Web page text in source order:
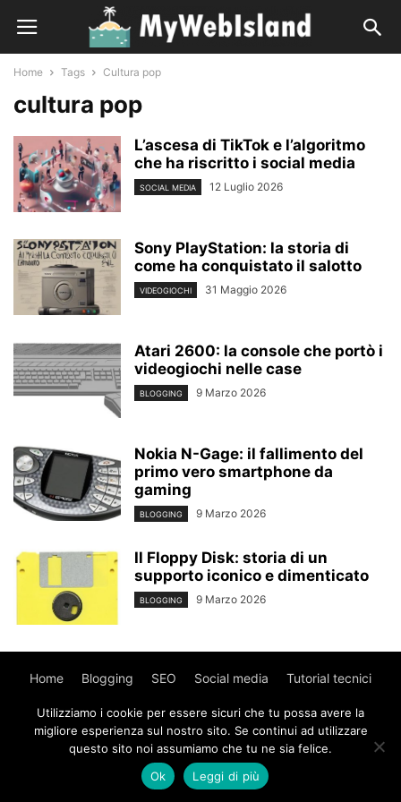
Home Tags Cultura pop
cultura pop
L’ascesa di TikTok e l’algoritmo
che ha riscritto i social media
SOCIAL MEDIA 12 Luglio 2026
Sony PlayStation: la storia di
come ha conquistato il salotto
VIDEOGIOCHI 31 Maggio 2026
Atari 2600: la console che portò i
videogiochi nelle case
BLOGGING 9 Marzo 2026
Nokia N-Gage: il fallimento del
primo vero smartphone da
gaming
BLOGGING 9 Marzo 2026
Il Floppy Disk: storia di un
supporto iconico e dimenticato
BLOGGING 9 Marzo 2026
Home Blogging SEO Social media Tutorial tecnici
WordPress Contatti
© Copyright 2017 - MyWebIsland.Privacy Policy-Cookie
Policy
Utilizziamo i cookie per essere sicuri che tu possa avere la
migliore esperienza sul nostro sito. Se continui ad utilizzare
questo sito noi assumiamo che tu ne sia felice.
Ok
Leggi di più